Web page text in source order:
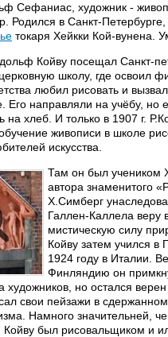
Сефаниас, художник -
Родился в Санкт-
токаря Хейкки Кой-вунена.
Койву посещал Санкт-
школу, где освоил
любил рисовать и
Его направляли на учёбу, но
на хлеб. И только в 1907 г.
живописи в школе
искусства.
Там он был учеником
автора знаменитого
Х.Симберг
Галлен-Каллела веру
мистическую силу
Койву затем учился в
1924 году в Италии.
Финляндию он
художников, но остался
свои пейзажи в
Намного значительней,
был рисовальщиком и